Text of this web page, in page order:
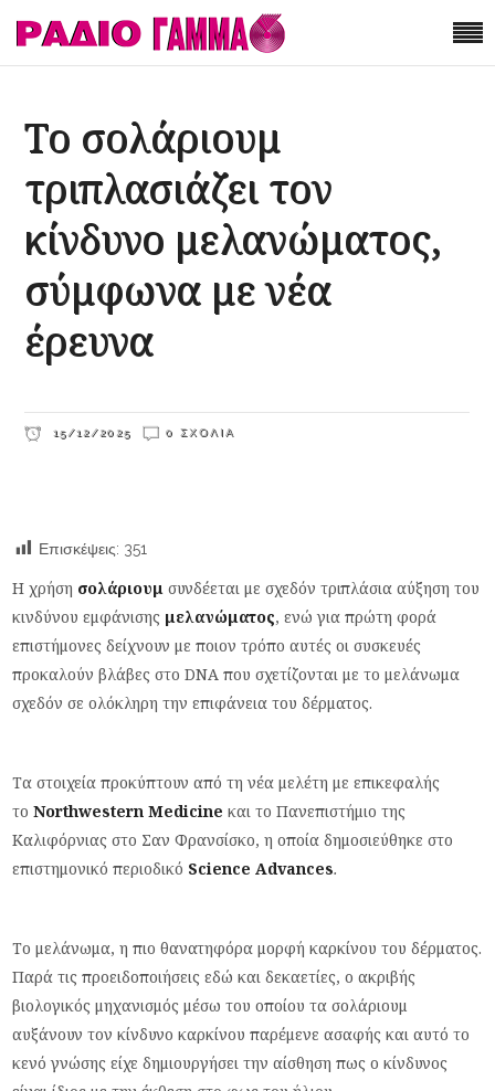
Το σολάριουμ
τριπλασιάζει τον
κίνδυνο μελανώματος,
σύμφωνα με νέα
έρευνα
15/12/2025 0 ΣΧΌΛΙΑ
Επισκέψεις: 351
Η χρήση σολάριουμ συνδέεται με σχεδόν τριπλάσια αύξηση του
κινδύνου εμφάνισης μελανώματος, ενώ για πρώτη φορά
επιστήμονες δείχνουν με ποιον τρόπο αυτές οι συσκευές
προκαλούν βλάβες στο DNA που σχετίζονται με το μελάνωμα
σχεδόν σε ολόκληρη την επιφάνεια του δέρματος.
Τα στοιχεία προκύπτουν από τη νέα μελέτη με επικεφαλής
τοNorthwestern Medicine και το Πανεπιστήμιο της
Καλιφόρνιας στο Σαν Φρανσίσκο, η οποία δημοσιεύθηκε στο
επιστημονικό περιοδικό Science Advances.
Το μελάνωμα, η πιο θανατηφόρα μορφή καρκίνου του δέρματος.
Παρά τις προειδοποιήσεις εδώ και δεκαετίες, ο ακριβής
βιολογικός μηχανισμός μέσω του οποίου τα σολάριουμ
αυξάνουν τον κίνδυνο καρκίνου παρέμενε ασαφής και αυτό το
κενό γνώσης είχε δημιουργήσει την αίσθηση πως ο κίνδυνος